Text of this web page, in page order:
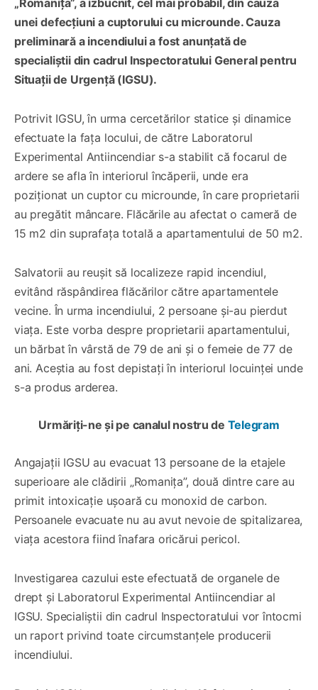
„Romanița”, a izbucnit, cel mai probabil, din cauza
unei defecțiuni a cuptorului cu microunde. Cauza
preliminară a incendiului a fost anunțată de
specialiștii din cadrul Inspectoratului General pentru
Situații de Urgență (IGSU).
Potrivit IGSU, în urma cercetărilor statice și dinamice
efectuate la fața locului, de către Laboratorul
Experimental Antiincendiar s-a stabilit că focarul de
ardere se afla în interiorul încăperii, unde era
poziționat un cuptor cu microunde, în care proprietarii
au pregătit mâncare. Flăcările au afectat o cameră de
15 m2 din suprafața totală a apartamentului de 50 m2.
Salvatorii au reușit să localizeze rapid incendiul,
evitând răspândirea flăcărilor către apartamentele
vecine. În urma incendiului, 2 persoane și-au pierdut
viața. Este vorba despre proprietarii apartamentului,
un bărbat în vârstă de 79 de ani și o femeie de 77 de
ani. Aceștia au fost depistați în interiorul locuinței unde
s-a produs arderea.
Urmăriți-ne și pe canalul nostru de Telegram
Angajații IGSU au evacuat 13 persoane de la etajele
superioare ale clădirii „Romanița”, două dintre care au
primit intoxicație ușoară cu monoxid de carbon.
Persoanele evacuate nu au avut nevoie de spitalizarea,
viața acestora fiind înafara oricărui pericol.
Investigarea cazului este efectuată de organele de
drept și Laboratorul Experimental Antiincendiar al
IGSU. Specialiștii din cadrul Inspectoratului vor întocmi
un raport privind toate circumstanțele producerii
incendiului.